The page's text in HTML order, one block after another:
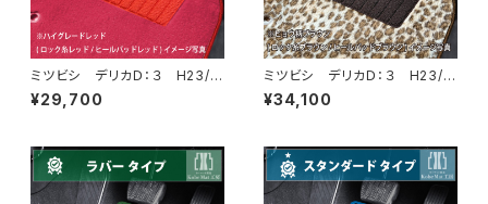
ミツビシ デリカＤ：３ H23/1
0〜H31/4 BM20 7人乗
フロアマット一式 カーマット
¥29,700
ミツビシ デリカＤ：３ H23/1
0〜H31/4 BM20 7人乗
フロアマット一式 カーマット
¥34,100